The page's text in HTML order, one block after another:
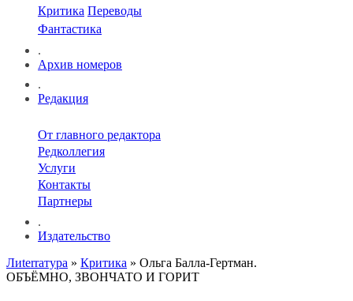
Критика Переводы
Фантастика
.
Архив номеров
.
Редакция
От главного редактора
Редколлегия
Услуги
Контакты
Партнеры
.
Издательство
Лиterraтура » Критика » Ольга Балла-Гертман.
ОБЪЁМНО, ЗВОНЧАТО И ГОРИТ